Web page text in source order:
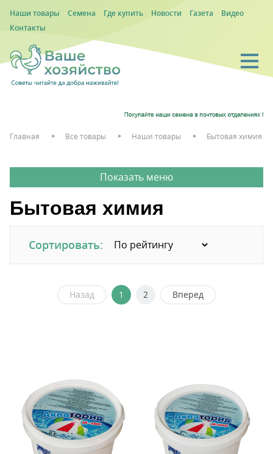
Наши товары Семена Где купить Новости Газета
Видео
Контакты
Главная Все товары Наши товары Бытовая химия
Бытовая химия
Сортировать:
Назад 1 2 Вперед